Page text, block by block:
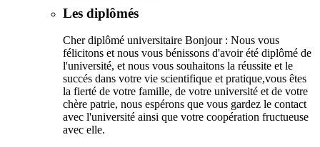
Les diplômés
Cher diplômé universitaire Bonjour : Nous vous
félicitons et nous vous bénissons d'avoir été diplômé de
l'université, et nous vous souhaitons la réussite et le
succés dans votre vie scientifique et pratique,vous êtes
la fierté de votre famille, de votre université et de votre
chère patrie, nous espérons que vous gardez le contact
avec l'université ainsi que votre coopération fructueuse
avec elle.